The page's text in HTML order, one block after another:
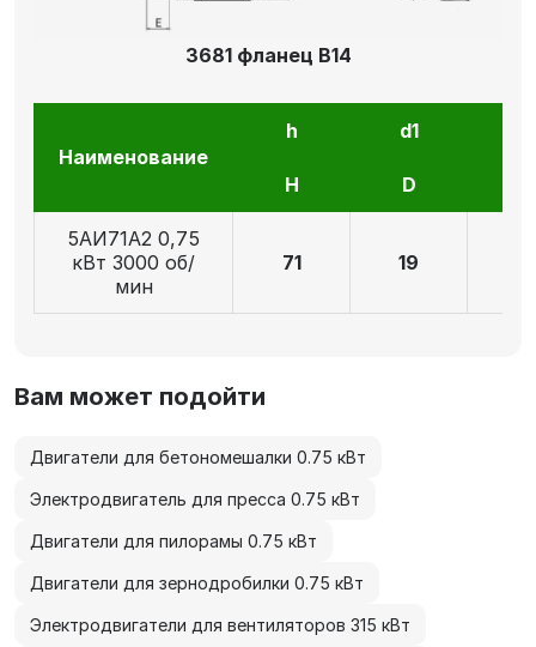
3681 фланец В14
Наименование
h d1
H D
5АИ71А2 0,75
кВт 3000 об/
мин
71 19
Вам может подойти
Двигатели для бетономешалки 0.75 кВт
Электродвигатель для пресса 0.75 кВт
Двигатели для пилорамы 0.75 кВт
Двигатели для зернодробилки 0.75 кВт
Электродвигатели для вентиляторов 315 кВт